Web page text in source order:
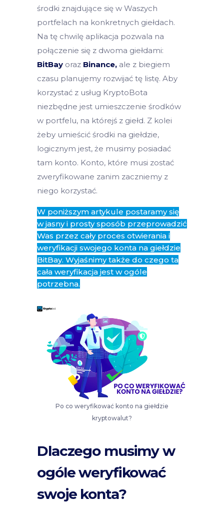
środki znajdujące się w Waszych
portfelach na konkretnych giełdach.
Na tę chwilę aplikacja pozwala na
połączenie się z dwoma giełdami:
BitBay oraz Binance, ale z biegiem
czasu planujemy rozwijać tę listę. Aby
korzystać z usług KryptoBota
niezbędne jest umieszczenie środków
w portfelu, na którejś z giełd. Z kolei
żeby umieścić środki na giełdzie,
logicznym jest, że musimy posiadać
tam konto. Konto, które musi zostać
zweryfikowane zanim zaczniemy z
niego korzystać.
W poniższym artykule postaramy się
w jasny i prosty sposób przeprowadzić
Was przez cały proces otwierania i
weryfikacji swojego konta na giełdzie
BitBay. Wyjaśnimy także do czego ta
cała weryfikacja jest w ogóle
potrzebna.
Po co weryfikować konto na giełdzie
kryptowalut?
Dlaczego musimy w
ogóle weryfikować
swoje konta?